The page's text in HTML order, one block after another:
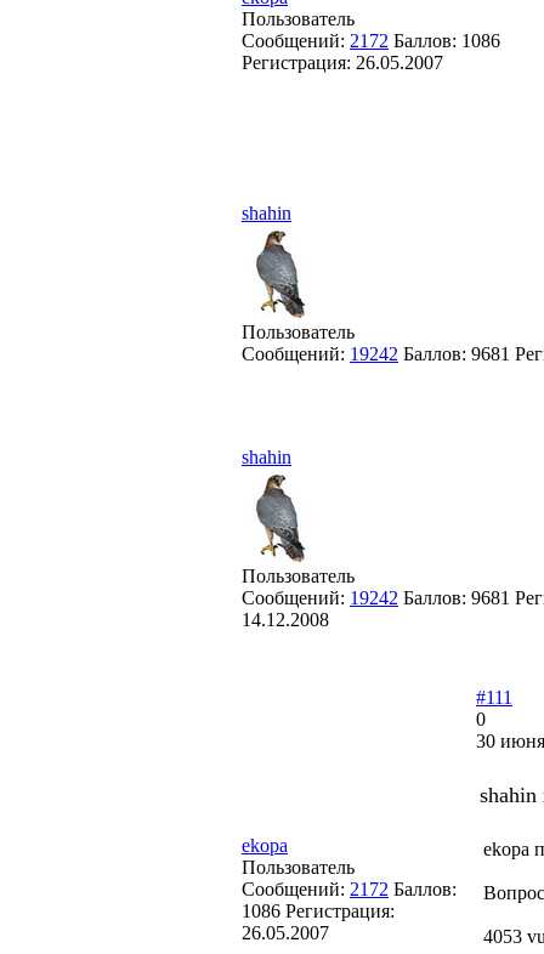
Пользователь
Сообщений: 2172 Баллов: 1086
Регистрация: 26.05.2007
shahin
Пользователь
Сообщений: 19242 Баллов: 9681
shahin
Пользователь
Сообщений: 19242 Баллов: 9681
14.12.2008
ekopa
Пользователь
Сообщений: 2172 Баллов:
1086 Регистрация:
26.05.2007
#111
0
30
ekopa
4053